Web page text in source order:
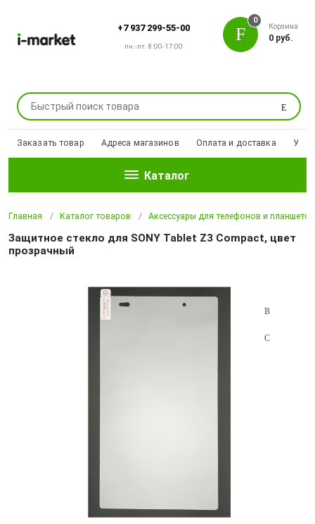
+7 937 299-55-00
пн.-пт. 8:00-17:00
Поиск
0
Корзина
0 руб.
Заказать товар Адреса магазинов Оплата и доставка
Каталог
Главная Каталог товаров Аксессуары для телефонов и планшетов
Защитное стекло для SONY Tablet Z3 Compact, цвет
прозрачный